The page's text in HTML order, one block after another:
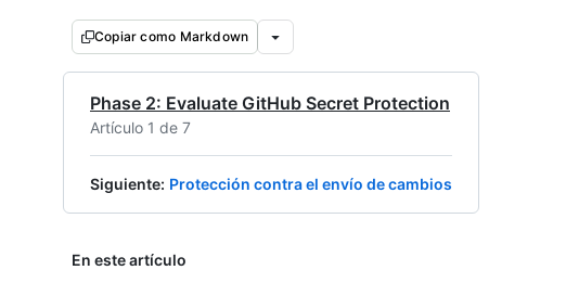
Copiar como Markdown
Phase 2: Evaluate GitHub Secret Protection
Artículo 1 de 7
Siguiente: Protección contra el envío de cambios
En este artículo